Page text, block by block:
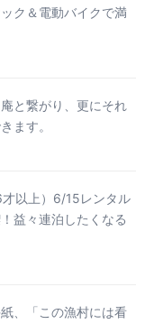
ク＆電動バイクで満
と繋がり、更にそれ
ます。
以上）6/15レンタル
益々連泊したくなる
、「この漁村には看